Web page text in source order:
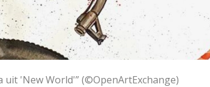
uit 'New World'” (©OpenArtExchange)